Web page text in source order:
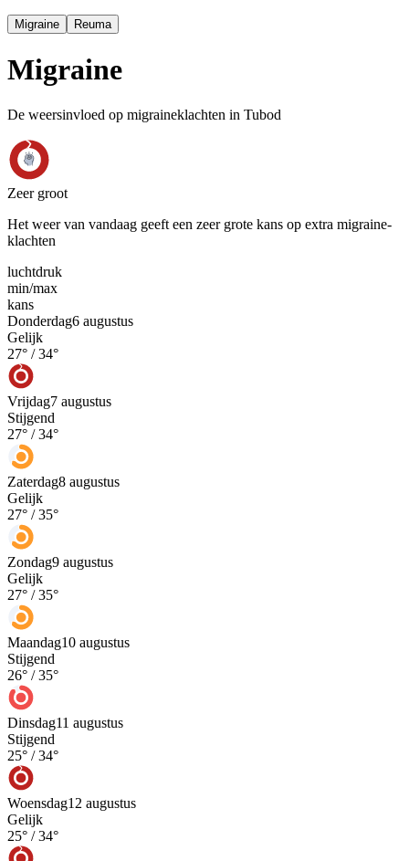
Migraine Reuma
Migraine
De weersinvloed op migraineklachten in Tubod
Zeer groot
Het weer van vandaag geeft een zeer grote kans op extra migraine-
klachten
luchtdruk
min/max
kans
Donderdag6 augustus
Gelijk
27° /34°
Vrijdag7 augustus
Stijgend
27° /34°
Zaterdag8 augustus
Gelijk
27° /35°
Zondag9 augustus
Gelijk
27° /35°
Maandag10 augustus
Stijgend
26° /35°
Dinsdag11 augustus
Stijgend
25° /34°
Woensdag12 augustus
Gelijk
25° /34°